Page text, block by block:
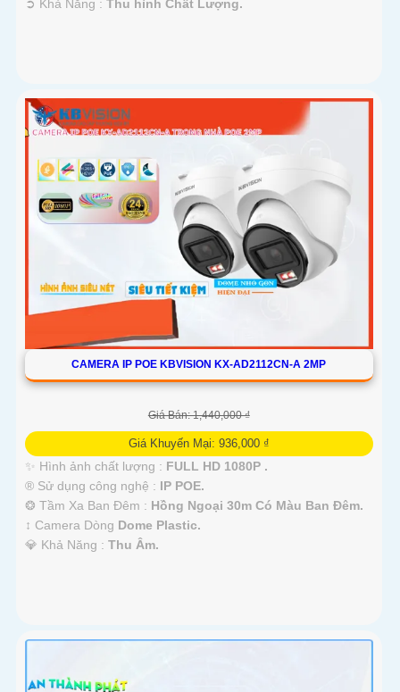
️➲ Khả Năng : Thu hình Chất Lượng.
CAMERA IP POE KBVISION KX-AD2112CN-A 2MP
Giá Bán: 1,440,000 ₫
Giá Khuyến Mại: 936,000 ₫
✨ Hình ảnh chất lượng : FULL HD 1080P .
®️ Sử dụng công nghệ : IP POE.
❂ Tầm Xa Ban Đêm : Hồng Ngoại 30m Có Màu Ban Ðêm.
↕️ Camera Dòng Dome Plastic.
️💎 Khả Năng : Thu Âm.